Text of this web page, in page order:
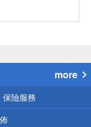
more
保險服務